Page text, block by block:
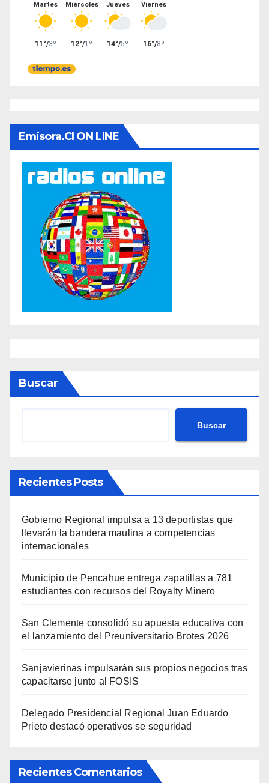
Emisora.cl ON LINE
Buscar
Buscar
Recientes Posts
Gobierno Regional impulsa a 13 deportistas que
llevarán la bandera maulina a competencias
internacionales
Municipio de Pencahue entrega zapatillas a 781
estudiantes con recursos del Royalty Minero
San Clemente consolidó su apuesta educativa con
el lanzamiento del Preuniversitario Brotes 2026
Sanjavierinas impulsarán sus propios negocios tras
capacitarse junto al FOSIS
Delegado Presidencial Regional Juan Eduardo
Prieto destacó operativos se seguridad
Recientes Comentarios